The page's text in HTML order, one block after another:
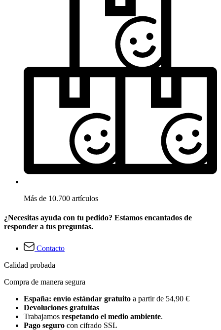
Más de 10.700 artículos
¿Necesitas ayuda con tu pedido? Estamos encantados de
responder a tus preguntas.
Contacto
Calidad probada
Compra de manera segura
España: envío estándar gratuito a partir de 54,90 €
Devoluciones gratuitas
Trabajamos respetando el medio ambiente.
Pago seguro con cifrado SSL